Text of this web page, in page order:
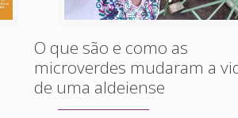
O que são e como as
microverdes mudaram a
de uma aldeiense